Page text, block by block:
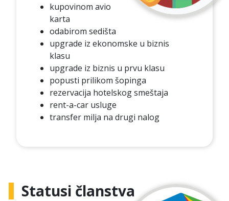
kupovinom avio
karta
odabirom sedišta
upgrade iz ekonomske u biznis
klasu
upgrade iz biznis u prvu klasu
popusti prilikom šopinga
rezervacija hotelskog smeštaja
rent-a-car usluge
transfer milja na drugi nalog
Statusi članstva